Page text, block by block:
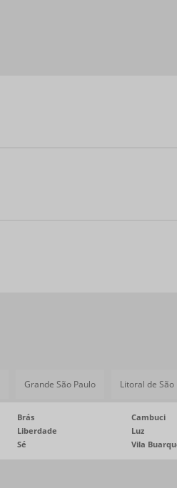
Grande São Paulo Litoral de São
Brás Cambuci
Liberdade Luz
Sé Vila